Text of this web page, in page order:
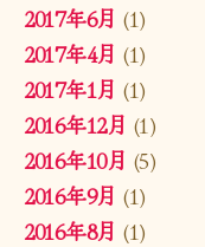
2017年6月 (1)
2017年4月 (1)
2017年1月 (1)
2016年12月 (1)
2016年10月 (5)
2016年9月 (1)
2016年8月 (1)